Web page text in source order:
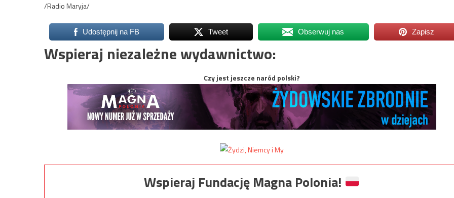
/Radio Maryja/
Udostępnij na FB Tweet Obserwuj nas Zapisz
Wspieraj niezależne wydawnictwo:
Czy jest jeszcze naród polski?
Wspieraj Fundację Magna Polonia!